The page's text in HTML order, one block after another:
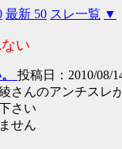
最新 50 スレ一覧 ▼
い
投稿日：2010/08/
さんのアンチスレ
さい
せん